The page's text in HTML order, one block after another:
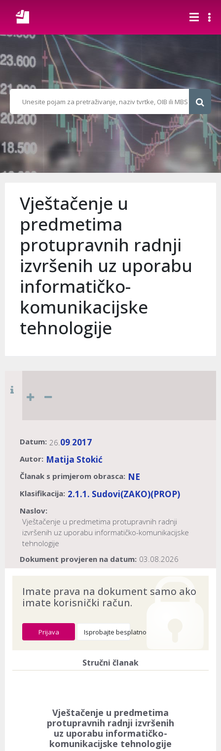
Vještačenje u
predmetima
protupravnih radnji
izvršenih uz uporabu
informatičko-
komunikacijske
tehnologije
Datum: 26.09.2017
Autor: Matija Stokić
Članak s primjerom obrasca: NE
Klasifikacija: 2.1.1. Sudovi(ZAKO)(PROP)
Naslov:
Vještačenje u predmetima protupravnih radnji
izvršenih uz uporabu informatičko-komunikacijske
tehnologije
Dokument provjeren na datum: 03.08.2026
Imate prava na dokument samo ako
imate korisnički račun.
Prijava Isprobajte besplatno
Stručni članak
Vještačenje u predmetima
protupravnih radnji izvršenih
uz uporabu informatičko-
komunikacijske tehnologije